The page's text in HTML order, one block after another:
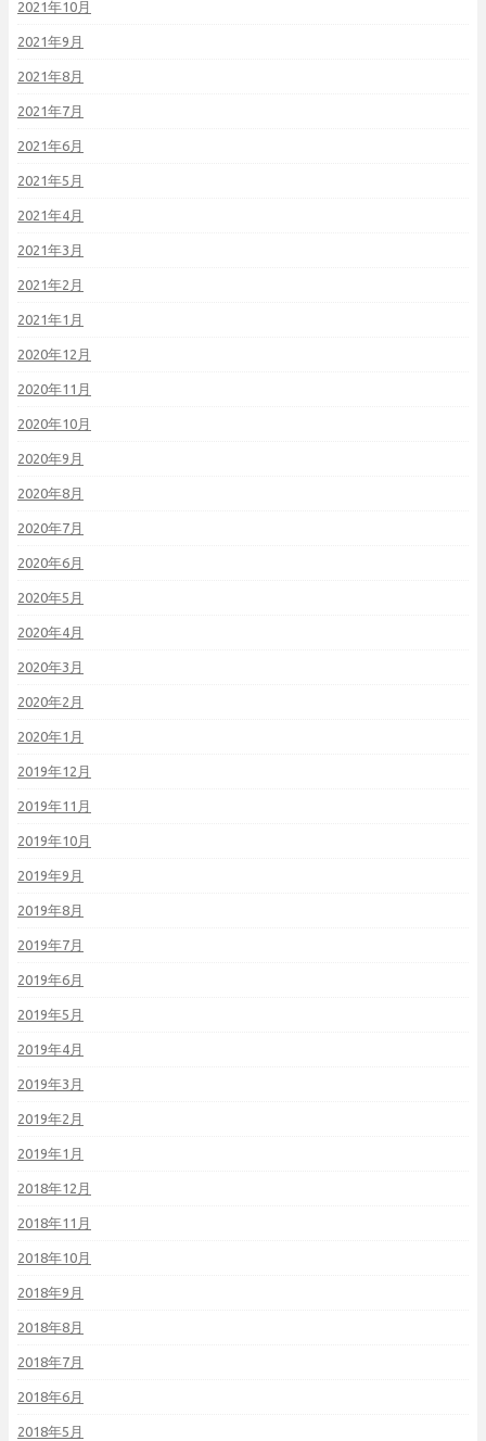
2021年10月
2021年9月
2021年8月
2021年7月
2021年6月
2021年5月
2021年4月
2021年3月
2021年2月
2021年1月
2020年12月
2020年11月
2020年10月
2020年9月
2020年8月
2020年7月
2020年6月
2020年5月
2020年4月
2020年3月
2020年2月
2020年1月
2019年12月
2019年11月
2019年10月
2019年9月
2019年8月
2019年7月
2019年6月
2019年5月
2019年4月
2019年3月
2019年2月
2019年1月
2018年12月
2018年11月
2018年10月
2018年9月
2018年8月
2018年7月
2018年6月
2018年5月